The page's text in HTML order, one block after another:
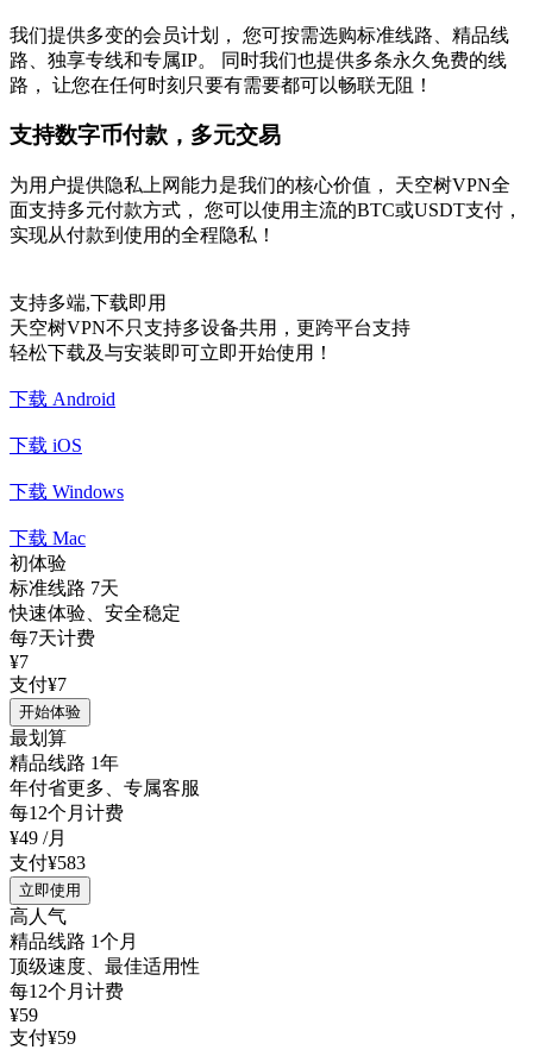
我们提供多变的会员计划， 您可按需选购标准线路、精品线
路、独享专线和专属IP。 同时我们也提供多条永久免费的线
路， 让您在任何时刻只要有需要都可以畅联无阻！
支持数字币付款，多元交易
为用户提供隐私上网能力是我们的核心价值， 天空树VPN全
面支持多元付款方式， 您可以使用主流的BTC或USDT支付，
实现从付款到使用的全程隐私！
支持多端,下载即用
天空树VPN不只支持多设备共用，更跨平台支持
轻松下载及与安装即可立即开始使用！
下载 Android
下载 iOS
下载 Windows
下载 Mac
初体验
标准线路 7天
快速体验、安全稳定
每7天计费
¥7
支付¥7
开始体验
最划算
精品线路 1年
年付省更多、专属客服
每12个月计费
¥49 /月
支付¥583
立即使用
高人气
精品线路 1个月
顶级速度、最佳适用性
每12个月计费
¥59
支付¥59